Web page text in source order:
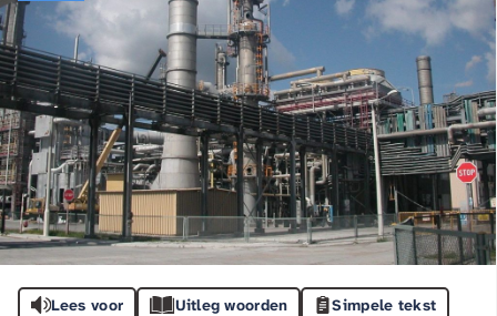
Lees voor Uitleg woorden Simpele tekst